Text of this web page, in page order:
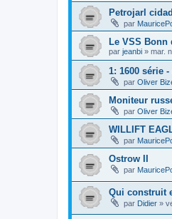
Petrojarl
par
Le VSS Bonn
par jeanbi » mar.
1: 1600 série
par Oliver
Moniteur
par Oliver
WILLIFT
par
Ostrow II
par
Qui construit
par Didier »